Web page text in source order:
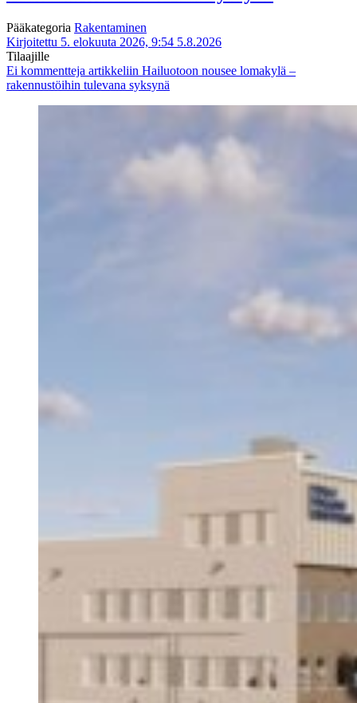
Pääkategoria Rakentaminen
Kirjoitettu 5. elokuuta 2026, 9:54 5.8.2026
Tilaajille
Ei kommentteja artikkeliin Hailuotoon nousee lomakylä –
rakennustöihin tulevana syksynä